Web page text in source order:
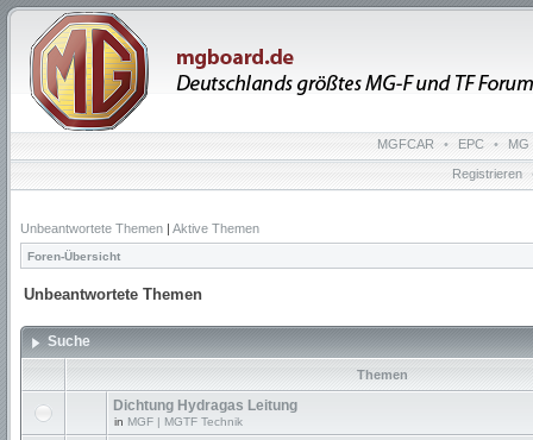
MGFCAR • EPC • MG
Registrieren
Unbeantwortete Themen | Aktive Themen
Foren-Übersicht
Unbeantwortete Themen
Suche
Themen
Dichtung Hydragas Leitung
in MGF | MGTF Technik